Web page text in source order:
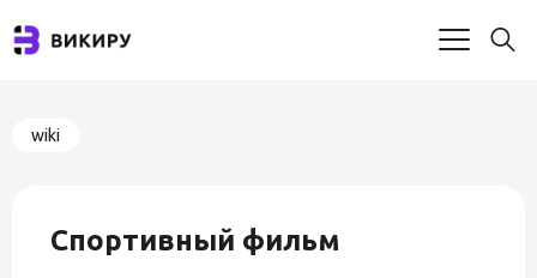
wiki
Спортивный фильм